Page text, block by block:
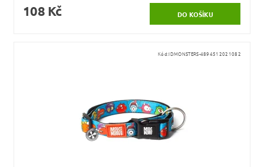
108 Kč
Kód:IDMONSTERS-4894512021082